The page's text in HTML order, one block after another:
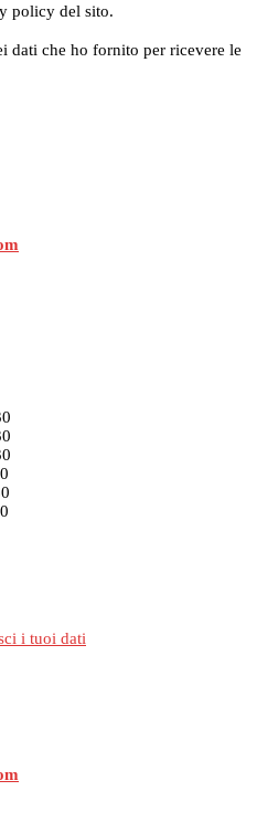
policy del sito.
dati che ho fornito per ricevere le
i tuoi dati